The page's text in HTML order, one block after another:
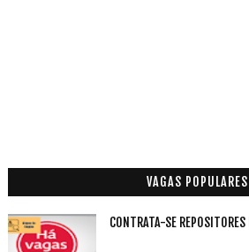
VAGAS POPULARES
CONTRATA-SE